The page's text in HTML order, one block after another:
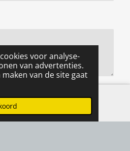
voor analyse-
van advertenties.
van de site gaat